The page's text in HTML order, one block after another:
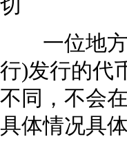
切
一位地方
行)发行的代
不同，不会
具体情况具体